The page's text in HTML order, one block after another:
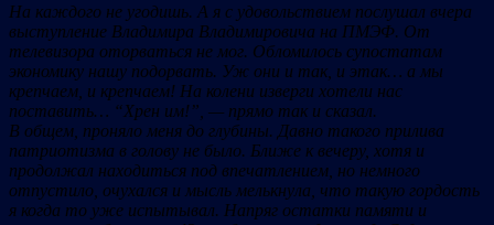
На каждого не угодишь. А я с удовольствием послушал вчера
выступление Владимира Владимировича на ПМЭФ. От
телевизора оторваться не мог. Обломилось супостатам
экономику нашу подорвать. Уж они и так, и этак… а мы
крепчаем, и крепчаем! На колени изверги хотели нас
поставить… “Хрен им!”, — прямо так и сказал.
В общем, проняло меня до глубины. Давно такого прилива
патриотизма в голову не было. Ближе к вечеру, хотя и
продолжал находиться под впечатлением, но немного
отпустило, очухался и мысль мелькнула, что такую гордость
я когда то уже испытывал. Напряг остатки памяти и